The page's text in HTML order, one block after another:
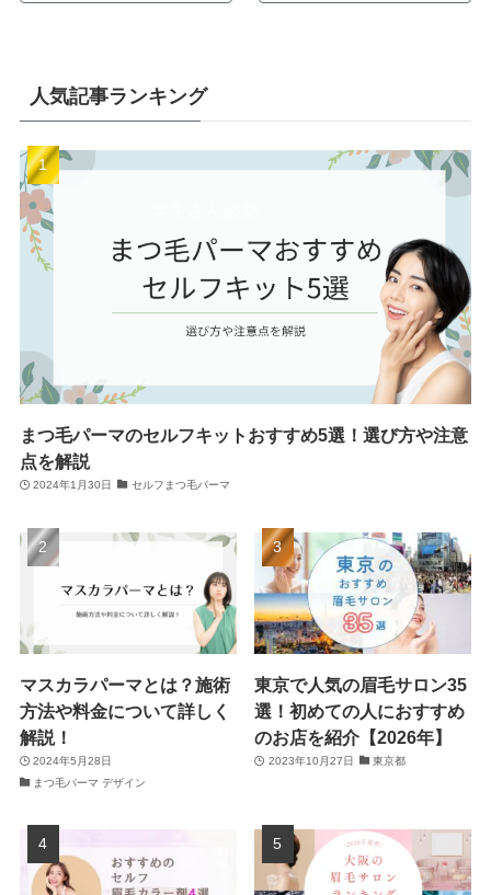
人気記事ランキング
まつ毛パーマのセルフキットおすすめ5選！選び方や注意
点を解説
2024年1月30日 セルフまつ毛パーマ
マスカラパーマとは？施術
方法や料金について詳しく
解説！
2024年5月28日
まつ毛パーマ デザイン
東京で人気の眉毛サロン35
選！初めての人におすすめ
のお店を紹介【2026年】
2023年10月27日 東京都